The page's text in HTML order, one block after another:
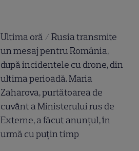
Ultima oră / Rusia transmite
un mesaj pentru România,
după incidentele cu drone, din
ultima perioadă. Maria
Zaharova, purtătoarea de
cuvânt a Ministerului rus de
Externe, a făcut anunțul, în
urmă cu puțin timp